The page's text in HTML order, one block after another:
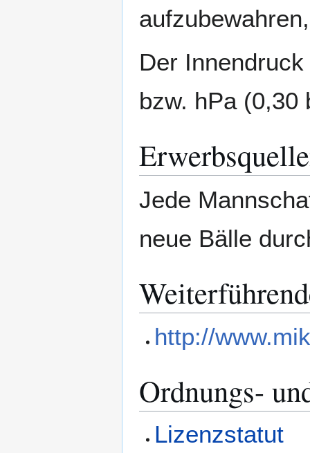
Der
bzw. hPa (0,30
Jede
neue Bälle
http://
Ordnungs-
Lizenzstatut